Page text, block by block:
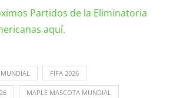
Partidos de la Eliminatoria
aquí.
FIFA 2026
MAPLE MASCOTA MUNDIAL